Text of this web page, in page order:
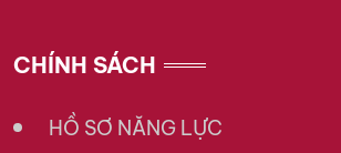
CHÍNH SÁCH
HỒ SƠ NĂNG LỰC